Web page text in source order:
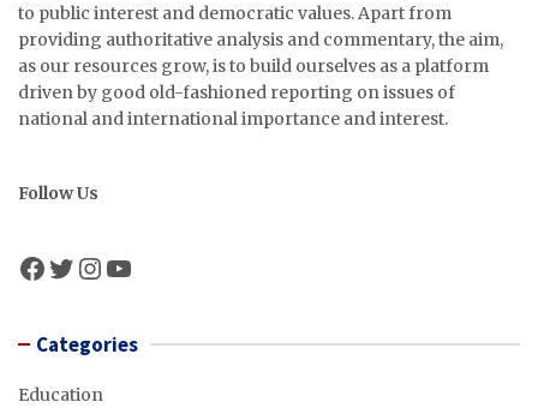
to public interest and democratic values. Apart from
providing authoritative analysis and commentary, the aim,
as our resources grow, is to build ourselves as a platform
driven by good old-fashioned reporting on issues of
national and international importance and interest.
Follow Us
Facebook
Twitter
Instagram
YouTube
Categories
Education